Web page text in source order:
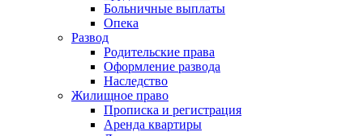
Больничные выплаты
Опека
Развод
Родительские права
Оформление развода
Наследство
Жилищное право
Прописка и регистрация
Аренда квартиры